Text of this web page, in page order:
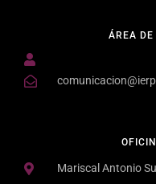
Mariscal Antonio
ÁREA